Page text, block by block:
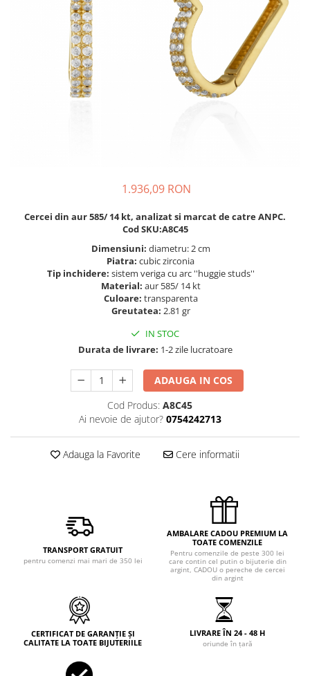
SETURI BIJUTERII
ACE DE CRAVATA
BRATARA TIP ROZARIU
LANTURI TIP ROZARIU
1.936,09 RON
Cercei din aur 585/ 14 kt, analizat si marcat de catre ANPC.
Cod SKU:A8C45
Dimensiuni: diametru: 2 cm
Piatra: cubic zirconia
Tip inchidere: sistem veriga cu arc ''huggie studs''
Material: aur 585/ 14 kt
Culoare: transparenta
Greutatea: 2.81 gr
IN STOC
Durata de livrare: 1-2 zile lucratoare
ADAUGA IN COS
Cod Produs: A8C45
Ai nevoie de ajutor? 0754242713
Adauga la Favorite Cere informatii
TRANSPORT GRATUIT
pentru comenzi mai mari de 350 lei
AMBALARE CADOU PREMIUM LA
TOATE COMENZILE
Pentru comenzile de peste 300 lei
care contin cel putin o bijuterie din
argint, CADOU o pereche de cercei
din argint
CERTIFICAT DE GARANȚIE ȘI
CALITATE LA TOATE BIJUTERIILE
LIVRARE ÎN 24 - 48 H
oriunde în țară